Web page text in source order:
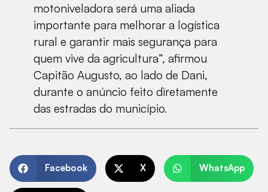
motoniveladora será uma aliada
importante para melhorar a logística
rural e garantir mais segurança para
quem vive da agricultura”, afirmou
Capitão Augusto, ao lado de Dani,
durante o anúncio feito diretamente
das estradas do município.
Facebook X WhatsApp